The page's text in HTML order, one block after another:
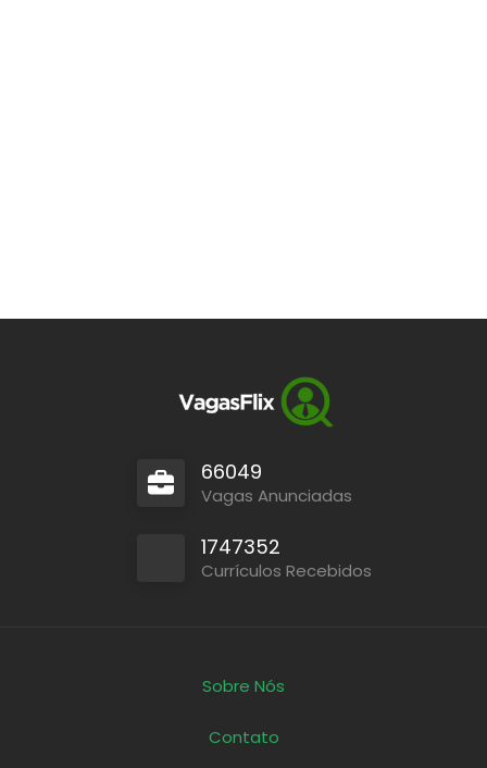
66049
Vagas Anunciadas
1747352
Currículos Recebidos
Sobre Nós
Contato